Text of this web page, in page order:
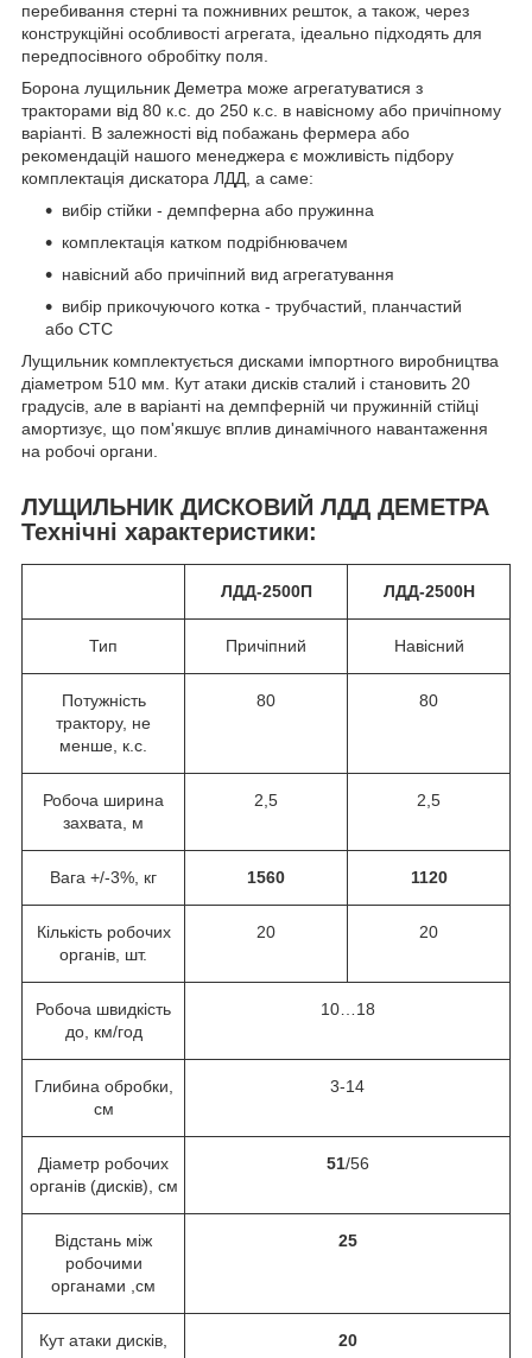
перебивання стерні та пожнивних решток, а також, через
конструкційні особливості агрегата, ідеально підходять для
передпосівного обробітку поля.
Борона лущильник Деметра може агрегатуватися з
тракторами від 80 к.с. до 250 к.с. в навісному або причіпному
варіанті. В залежності від побажань фермера або
рекомендацій нашого менеджера є можливість підбору
комплектація дискатора ЛДД, а саме:
вибір стійки - демпферна або пружинна
комплектація катком подрібнювачем
навісний або причіпний вид агрегатування
вибір прикочуючого котка - трубчастий, планчастий
або СТС
Лущильник комплектується дисками імпортного виробництва
діаметром 510 мм. Кут атаки дисків сталий і становить 20
градусів, але в варіанті на демпферній чи пружинній стійці
амортизує, що пом'якшує вплив динамічного навантаження
на робочі органи.
ЛУЩИЛЬНИК ДИСКОВИЙ ЛДД ДЕМЕТРА
Технічні характеристики:
ЛДД-2500П ЛДД-2500Н
Тип Причіпний Навісний
Потужність
трактору, не
менше, к.с.
80 80
Робоча ширина
захвата, м
2,5 2,5
Вага +/-3%, кг 1560 1120
Кількість робочих
органів, шт.
20 20
Робоча швидкість
до, км/год
10…18
Глибина обробки,
см
3-14
Діаметр робочих
органів (дисків), см
51/56
Відстань між
робочими
органами ,см
25
Кут атаки дисків,
20